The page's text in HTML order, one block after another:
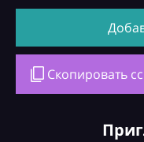
Скопировать